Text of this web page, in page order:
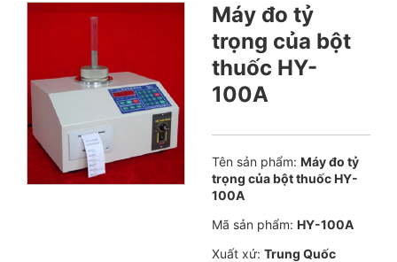
Máy đo tỷ
trọng của bột
thuốc HY-
100A
Tên sản phẩm: Máy đo tỷ
trọng của bột thuốc HY-
100A
Mã sản phẩm: HY-100A
Xuất xứ: Trung Quốc